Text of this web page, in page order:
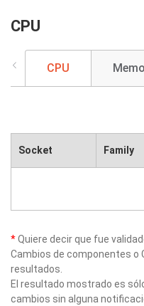
CPU
CPU
Socket Family
*Quiere decir que fue
Cambios de componentes o
resultados.
El resultado mostrado es
cambios sin alguna